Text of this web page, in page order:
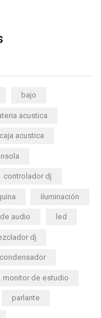
bajo
acustica
caja acustica
controlador dj
iluminación
audio led
dj
monitor de estudio
parlante